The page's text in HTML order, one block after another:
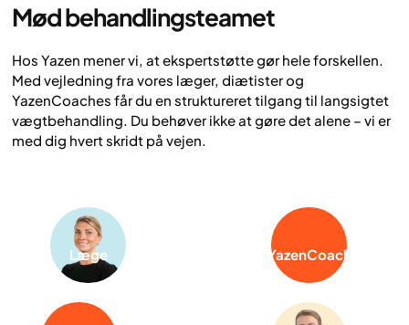
Mød behandlingsteamet
Hos Yazen mener vi, at ekspertstøtte gør hele forskellen.
Med vejledning fra vores læger, diætister og
YazenCoaches får du en struktureret tilgang til langsigtet
vægtbehandling. Du behøver ikke at gøre det alene – vi er
med dig hvert skridt på vejen.
Læge YazenCoach